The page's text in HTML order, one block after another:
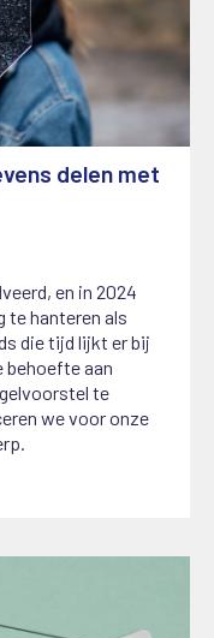
delen met
en in 2024
te hanteren als
die tijd lijkt er bij
behoefte aan
te
we voor onze